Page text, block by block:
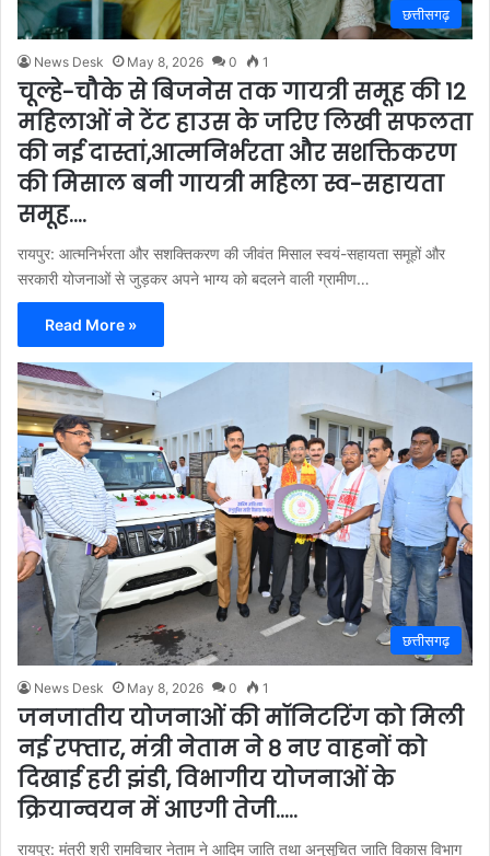
छत्तीसगढ़
News Desk May 8, 2026 0 1
चूल्हे-चौके से बिजनेस तक गायत्री समूह की 12
महिलाओं ने टेंट हाउस के जरिए लिखी सफलता
की नई दास्तां,आत्मनिर्भरता और सशक्तिकरण
की मिसाल बनी गायत्री महिला स्व-सहायता
समूह….
रायपुर: आत्मनिर्भरता और सशक्तिकरण की जीवंत मिसाल स्वयं-सहायता समूहों और
सरकारी योजनाओं से जुड़कर अपने भाग्य को बदलने वाली ग्रामीण…
Read More »
छत्तीसगढ़
News Desk May 8, 2026 0 1
जनजातीय योजनाओं की मॉनिटरिंग को मिली
नई रफ्तार, मंत्री नेताम ने 8 नए वाहनों को
दिखाई हरी झंडी, विभागीय योजनाओं के
क्रियान्वयन में आएगी तेजी…..
रायपुर: मंत्री श्री रामविचार नेताम ने आदिम जाति तथा अनुसूचित जाति विकास विभाग